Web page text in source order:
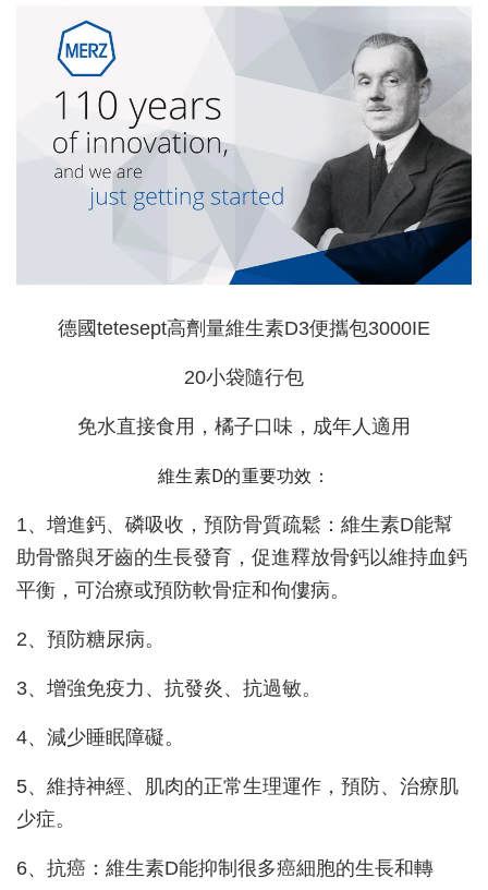
德國tetesept高劑量維生素D3便攜包3000IE
20小袋隨行包
免水直接食用，橘子口味，成年人適用
維生素D的重要功效：
1、增進鈣、磷吸收，預防骨質疏鬆：維生素D能幫
助骨骼與牙齒的生長發育，促進釋放骨鈣以維持血鈣
平衡，可治療或預防軟骨症和佝僂病。
2、預防糖尿病。
3、增強免疫力、抗發炎、抗過敏。
4、減少睡眠障礙。
5、維持神經、肌肉的正常生理運作，預防、治療肌
少症。
6、抗癌：維生素D能抑制很多癌細胞的生長和轉